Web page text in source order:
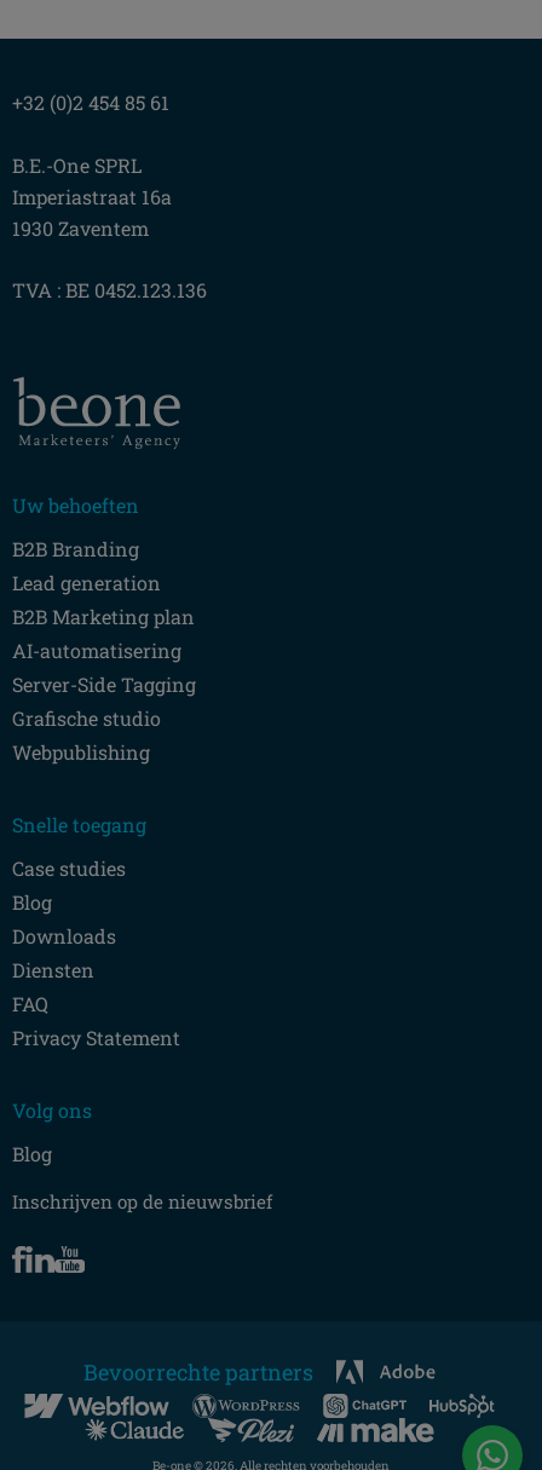
+32 (0)2 454 85 61
B.E.-One SPRL
Imperiastraat 16a
1930 Zaventem
TVA : BE 0452.123.136
Uw behoeften
B2B Branding
Lead generation
B2B Marketing plan
AI-automatisering
Server-Side Tagging
Grafische studio
Webpublishing
Snelle toegang
Case studies
Blog
Downloads
Diensten
FAQ
Privacy Statement
Volg ons
Blog
Inschrijven op de nieuwsbrief
Bevoorrechte partners
Be-one © 2026. Alle rechten voorbehouden